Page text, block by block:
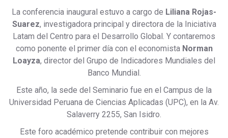
La conferencia inaugural estuvo a cargo de Liliana Rojas-
Suarez, investigadora principal y directora de la Iniciativa
Latam del Centro para el Desarrollo Global. Y contaremos
como ponente el primer día con el economista Norman
Loayza, director del Grupo de Indicadores Mundiales del
Banco Mundial.
Este año, la sede del Seminario fue en el Campus de la
Universidad Peruana de Ciencias Aplicadas (UPC), en la Av.
Salaverry 2255, San Isidro.
Este foro académico pretende contribuir con mejores